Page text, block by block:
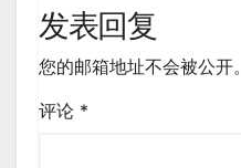
发表回复
您的邮箱地址不会被公开。
评论 *